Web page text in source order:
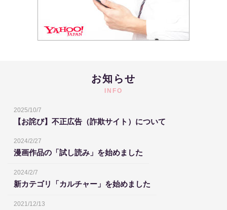
お知らせ
INFO
2025/10/7
【お詫び】不正広告（詐欺サイト）について
2024/2/27
漫画作品の「試し読み」を始めました
2024/2/7
新カテゴリ「カルチャー」を始めました
2021/12/13